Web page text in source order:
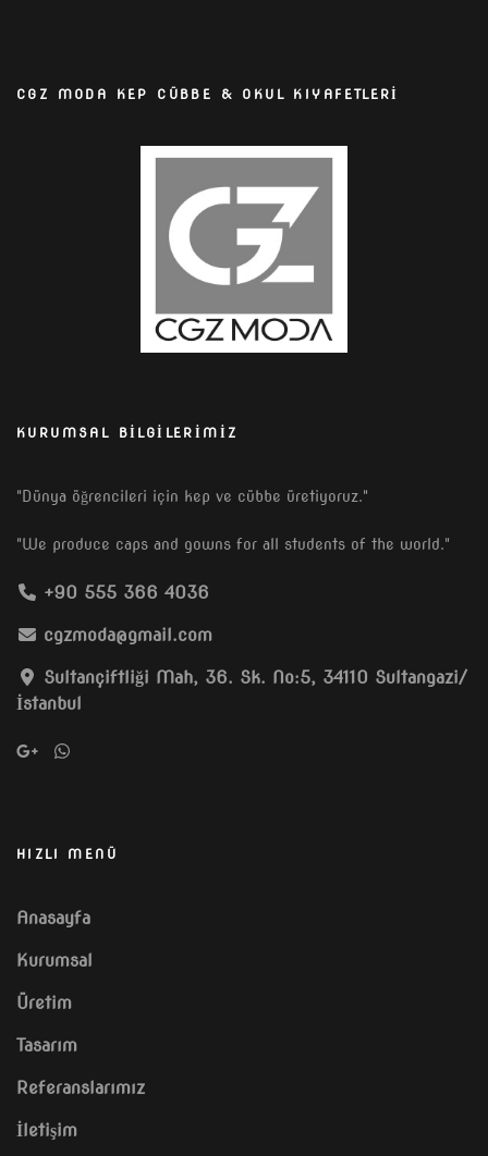
CGZ MODA KEP CÜBBE & OKUL KIYAFETLERİ
KURUMSAL BILGILERIMIZ
"Dünya öğrencileri için kep ve cübbe üretiyoruz."
"We produce caps and gowns for all students of the world."
+90 555 366 4036
cgzmoda@gmail.com
Sultançiftliği Mah, 36. Sk. No:5, 34110 Sultangazi/
İstanbul
HIZLI MENÜ
Anasayfa
Kurumsal
Üretim
Tasarım
Referanslarımız
İletişim